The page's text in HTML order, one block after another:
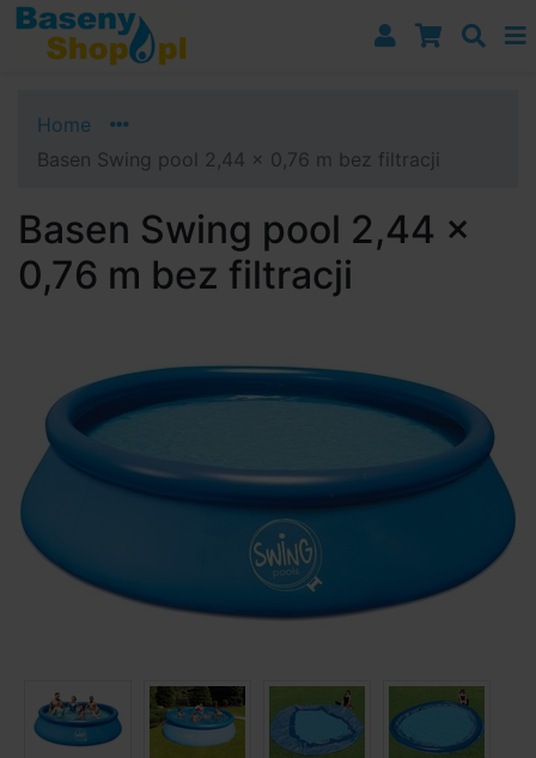
Przejdź do nawigacji
Przejdź do treści
Przejdź do paska bocznego
Home
Basen Swing pool 2,44 x 0,76 m bez filtracji
Basen Swing pool 2,44 x
0,76 m bez filtracji